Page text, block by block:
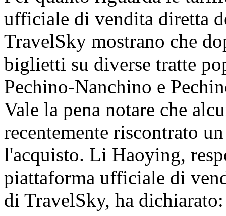
ufficiale di vendita diretta
TravelSky mostrano che
biglietti su diverse tratte
Pechino-Nanchino e
Vale la pena notare che
recentemente riscontrato
l'acquisto. Li Haoying,
piattaforma ufficiale di
di TravelSky, ha